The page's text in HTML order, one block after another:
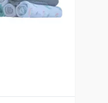
Vista Previa